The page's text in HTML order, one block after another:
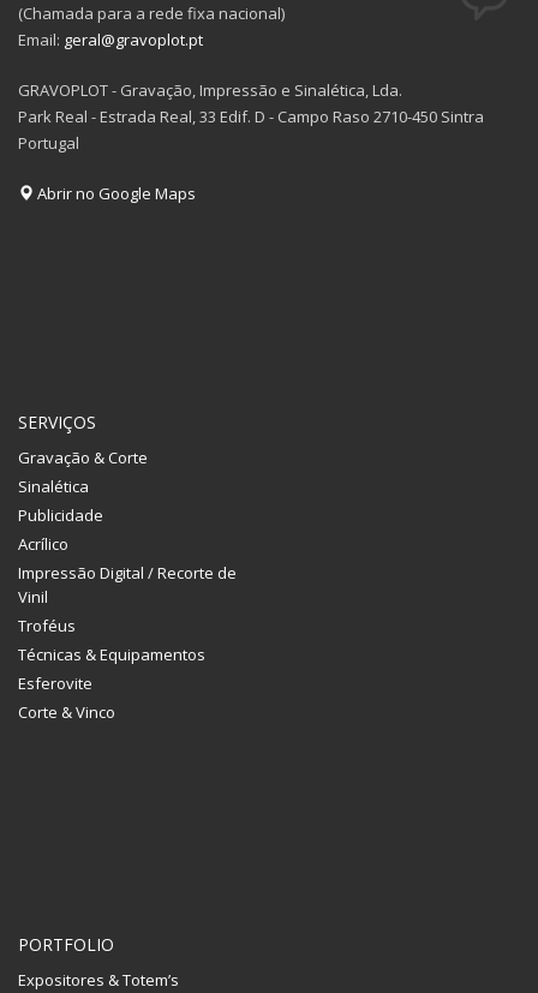
(Chamada para a rede fixa nacional)
Email: geral@gravoplot.pt
GRAVOPLOT - Gravação, Impressão e Sinalética, Lda.
Park Real - Estrada Real, 33 Edif. D - Campo Raso 2710-450 Sintra
Portugal
Abrir no Google Maps
SERVIÇOS
Gravação & Corte
Sinalética
Publicidade
Acrílico
Impressão Digital / Recorte de
Vinil
Troféus
Técnicas & Equipamentos
Esferovite
Corte & Vinco
PORTFOLIO
Expositores & Totem’s